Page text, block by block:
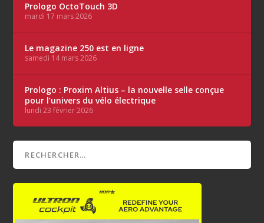
Prologo OctoTouch 3D
mardi 17 mars 2026
Le magazine 250 est en ligne
samedi 14 mars 2026
Prologo : Proxim Altius – la nouvelle selle conçue
pour l’univers du vélo électrique
lundi 23 février 2026